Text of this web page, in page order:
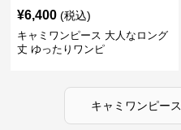
¥6,400 (税込)
キャミワンピース 大人なロング
丈 ゆったりワンピ
キャミワンピース